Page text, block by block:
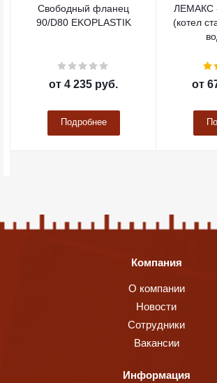
Свободный фланец
90/D80 EKOPLASTIK
от 4 235 руб.
Подробнее
ЛЕМАКС
(котел
от
Компания
О компании
Новости
Сотрудники
Вакансии
Информация